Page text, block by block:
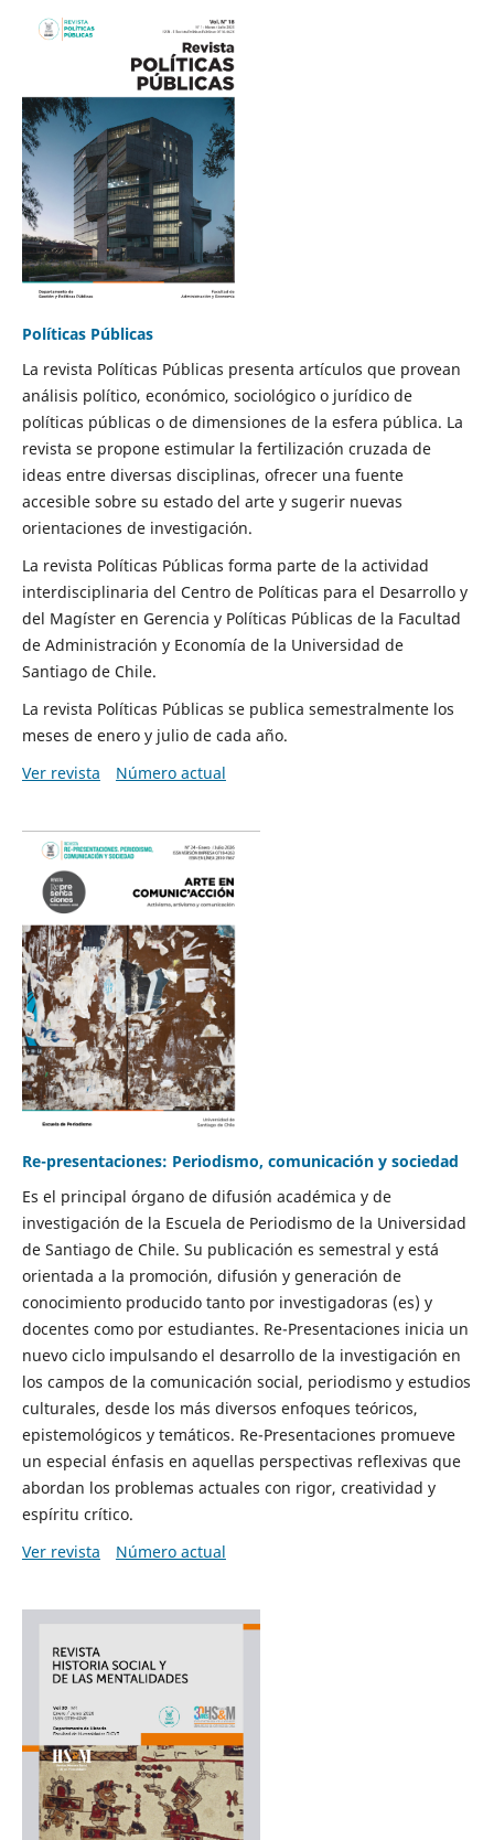
Políticas Públicas
La revista Políticas Públicas presenta artículos que provean
análisis político, económico, sociológico o jurídico de
políticas públicas o de dimensiones de la esfera pública. La
revista se propone estimular la fertilización cruzada de
ideas entre diversas disciplinas, ofrecer una fuente
accesible sobre su estado del arte y sugerir nuevas
orientaciones de investigación.
La revista Políticas Públicas forma parte de la actividad
interdisciplinaria del Centro de Políticas para el Desarrollo y
del Magíster en Gerencia y Políticas Públicas de la Facultad
de Administración y Economía de la Universidad de
Santiago de Chile.
La revista Políticas Públicas se publica semestralmente los
meses de enero y julio de cada año.
Ver revista
Número actual
Re-presentaciones: Periodismo, comunicación y sociedad
Es el principal órgano de difusión académica y de
investigación de la Escuela de Periodismo de la Universidad
de Santiago de Chile. Su publicación es semestral y está
orientada a la promoción, difusión y generación de
conocimiento producido tanto por investigadoras (es) y
docentes como por estudiantes. Re-Presentaciones inicia un
nuevo ciclo impulsando el desarrollo de la investigación en
los campos de la comunicación social, periodismo y estudios
culturales, desde los más diversos enfoques teóricos,
epistemológicos y temáticos. Re-Presentaciones promueve
un especial énfasis en aquellas perspectivas reflexivas que
abordan los problemas actuales con rigor, creatividad y
espíritu crítico.
Ver revista
Número actual